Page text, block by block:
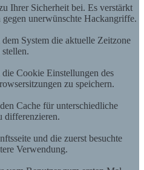
Ihrer Sicherheit bei. Es verstärkt
unerwünschte Hackangriffe.
System die aktuelle Zeitzone
Cookie Einstellungen des
zu speichern.
Cache für unterschiedliche
differenzieren.
und die zuerst besuchte
Verwendung.